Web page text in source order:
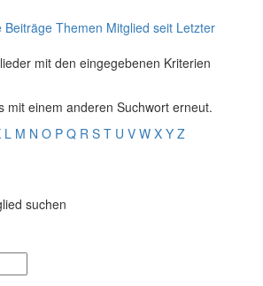
Beiträge Themen Mitglied seit Letzter
mit den eingegebenen Kriterien
mit einem anderen Suchwort erneut.
L M N O P Q R S T U V W X Y Z
suchen